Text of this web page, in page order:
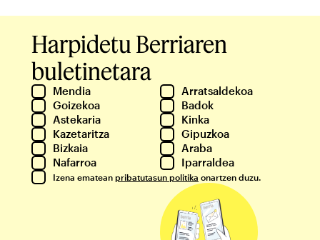
Harpidetu Berriaren
buletinetara
Mendia
Arratsaldekoa
Goizekoa
Badok
Astekaria
Kinka
Kazetaritza
Gipuzkoa
Bizkaia
Araba
Nafarroa
Iparraldea
Izena ematean pribatutasun politika onartzen duzu.